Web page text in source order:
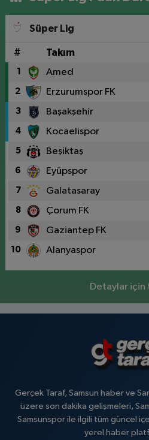
Süper Lig
# Takım
1 Amed
2 Erzurumspor FK
3 Başakşehir
4 Kocaelispor
5 Beşiktaş
6 Eyüpspor
7 Galatasaray
8 Çorum FK
9 Gaziantep FK
10 Alanyaspor
Detaylar için
Gerçek Taraf, Samsun haber ve
üzere son dakika gelişmeleri,
Samsunspor ile ilgili tüm güncel
yerel haber